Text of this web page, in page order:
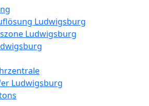
Ludwigsburg
Ludwigsburg
Ludwigsburg